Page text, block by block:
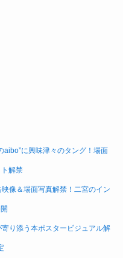
aibo”に興味津々のタング！場面
解禁
像＆場面写真解禁！二宮のイン
り添う本ポスタービジュアル解